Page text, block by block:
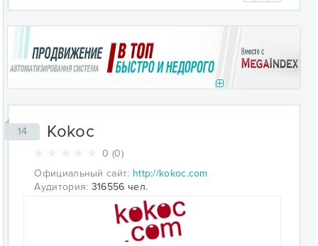
14 Kokoc
0 (0)
Официальный сайт: http://kokoc.com
Аудитория: 316556 чел.